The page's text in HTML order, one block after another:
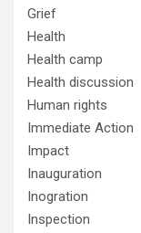
Grief
Health
Health camp
Health discussion
Human rights
Immediate Action
Impact
Inauguration
Inogration
Inspection